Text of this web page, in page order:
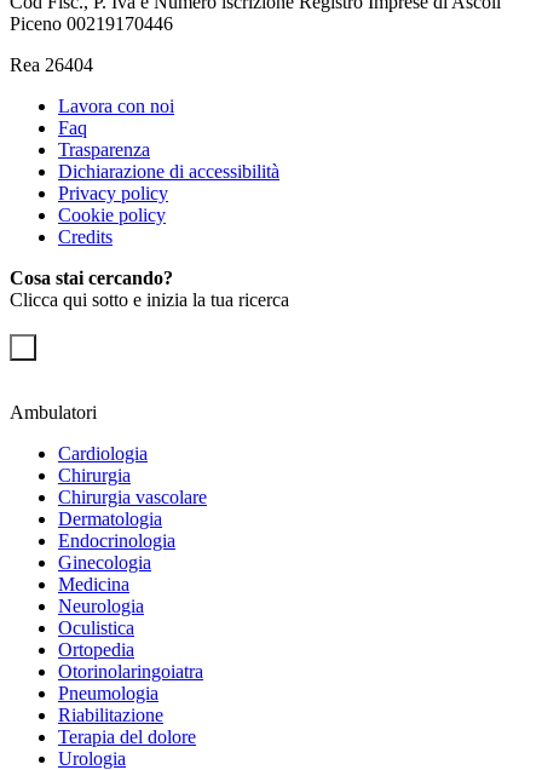
Piceno 00219170446
Rea 26404
Lavora con noi
Faq
Trasparenza
Dichiarazione di accessibilità
Privacy policy
Cookie policy
Credits
Cosa stai cercando?
Clicca qui sotto e inizia la tua ricerca
Ambulatori
Cardiologia
Chirurgia
Chirurgia vascolare
Dermatologia
Endocrinologia
Ginecologia
Medicina
Neurologia
Oculistica
Ortopedia
Otorinolaringoiatra
Pneumologia
Riabilitazione
Terapia del dolore
Urologia